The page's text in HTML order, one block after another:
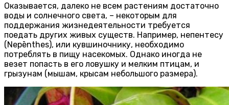
Оказывается, далеко не всем растениям достаточно
воды и солнечного света, – некоторым для
поддержания жизнедеятельности требуется
поедать других живых существ. Например, непентесу
(Nepēnthes), или кувшиночнику, необходимо
потреблять в пищу насекомых. Однако иногда не
везет попасть в его ловушку и мелким птицам, и
грызунам (мышам, крысам небольшого размера).